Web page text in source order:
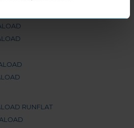
RUNFLAT